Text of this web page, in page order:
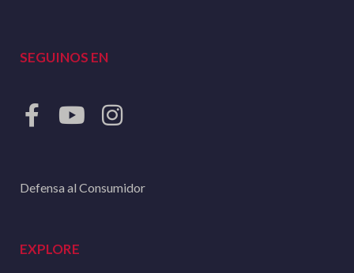
SEGUINOS EN
Defensa al Consumidor
EXPLORE